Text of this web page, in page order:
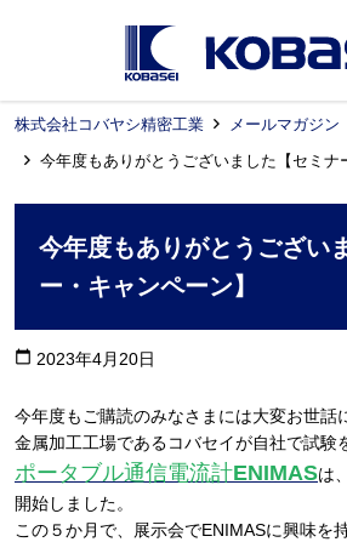
株式会社コバヤシ精密工業
メールマガジン
今年度もありがとうございました【セミナ
今年度もありがとうござい
ー・キャンペーン】
calendar_today 2023年4月20日
今年度もご購読のみなさまには大変お世話
金属加工工場であるコバセイが自社で試験
ポータブル通信電流計ENIMASは
開始しました。
この５か月で、展示会でENIMASに興味を